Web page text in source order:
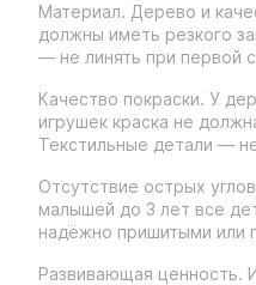
Материал. Дерево и
должны иметь резкого
— не линять при первой
Качество покраски. У
игрушек краска не
Текстильные детали —
Отсутствие острых
малышей до 3 лет все
надёжно пришитыми или
Развивающая ценность.